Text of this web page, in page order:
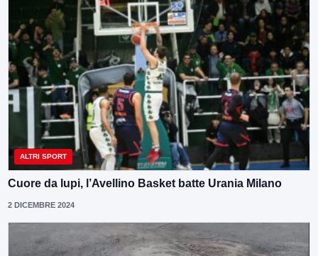
ALTRI SPORT
Cuore da lupi, l’Avellino Basket batte Urania Milano
2 DICEMBRE 2024